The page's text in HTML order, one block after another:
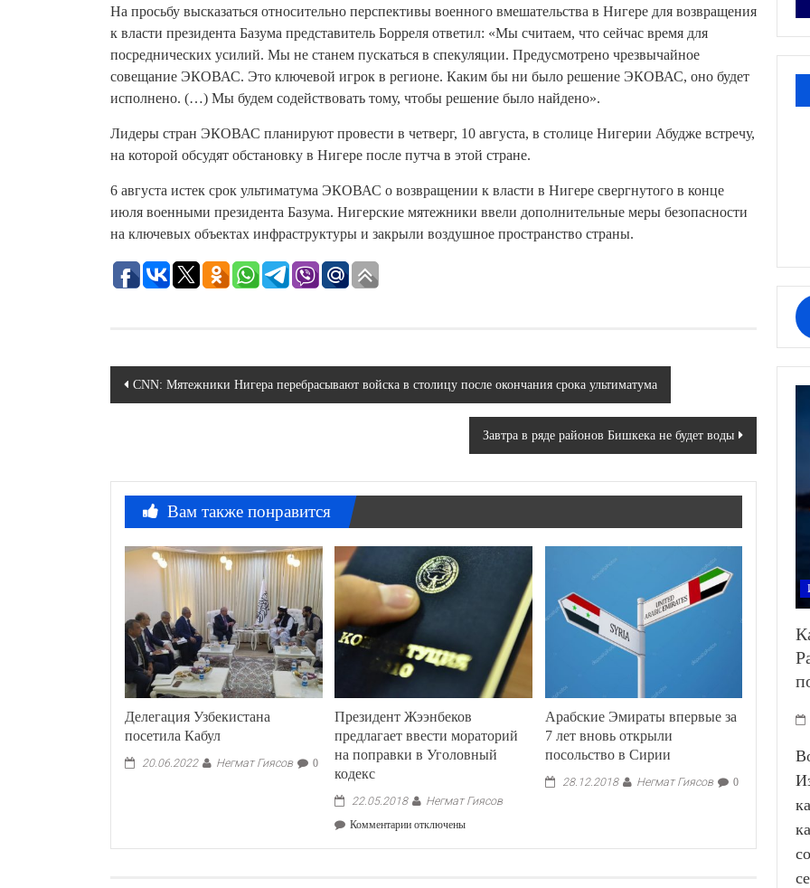
На просьбу высказаться относительно перспективы военного вмешательства в Нигере для возвращения
к власти президента Базума представитель Борреля ответил: «Мы считаем, что сейчас время для
посреднических усилий. Мы не станем пускаться в спекуляции. Предусмотрено чрезвычайное
совещание ЭКОВАС. Это ключевой игрок в регионе. Каким бы ни было решение ЭКОВАС, оно будет
исполнено. (…) Мы будем содействовать тому, чтобы решение было найдено».
Лидеры стран ЭКОВАС планируют провести в четверг, 10 августа, в столице Нигерии Абудже встречу,
на которой обсудят обстановку в Нигере после путча в этой стране.
6 августа истек срок ультиматума ЭКОВАС о возвращении к власти в Нигере свергнутого в конце
июля военными президента Базума. Нигерские мятежники ввели дополнительные меры безопасности
на ключевых объектах инфраструктуры и закрыли воздушное пространство страны.
Навигация
CNN: Мятежники Нигера перебрасывают войска в столицу после окончания срока ультиматума
Завтра в ряде районов Бишкека не будет воды
Вам также понравится
Делегация Узбекистана
посетила Кабул
20.06.2022 Негмат Гиясов 0
Президент Жээнбеков
предлагает ввести мораторий
на поправки в Уголовный
кодекс
22.05.2018 Негмат Гиясов
Комментариикотключены
Арабские Эмираты впервые за
7 лет вновь открыли
посольство в Сирии
28.12.2018 Негмат Гиясов 0